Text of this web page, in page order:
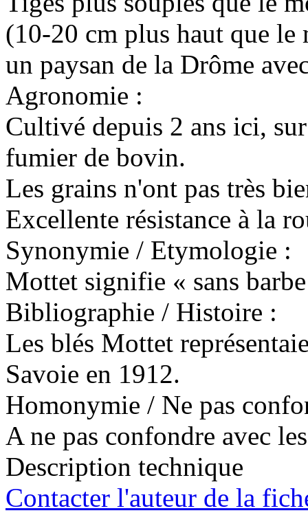
(10-20 cm plus haut que le
un paysan de la Drôme
Agronomie :
Cultivé depuis 2 ans ici,
fumier de bovin.
Les grains n'ont pas très
Excellente résistance à la
Synonymie / Etymologie :
Mottet signifie « sans
Bibliographie / Histoire :
Les blés Mottet
Savoie en 1912.
Homonymie / Ne pas
A ne pas confondre avec
Description technique
Contacter l'auteur de la